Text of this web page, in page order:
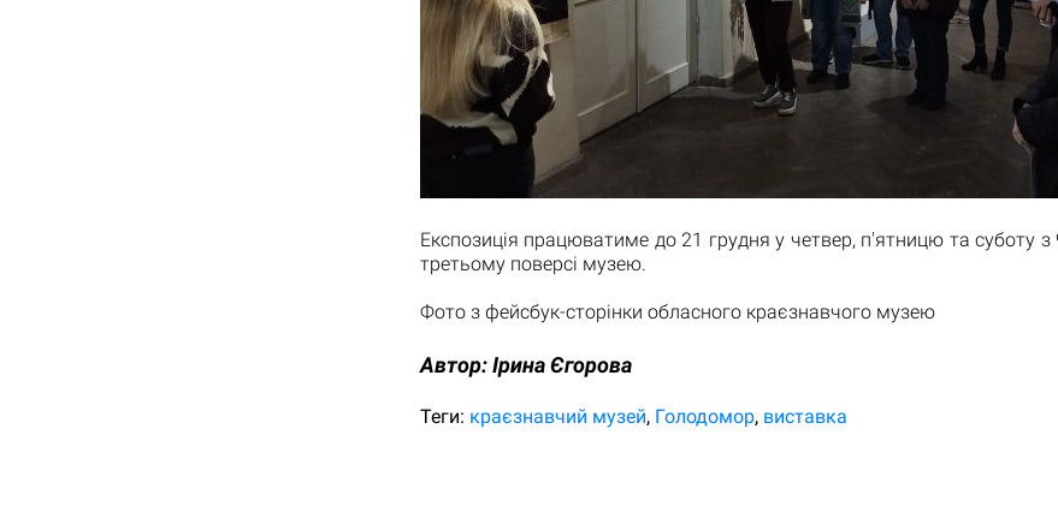
Експозиція працюватиме до 21 грудня у четвер, п'ятницю та суботу з
третьому поверсі музею.
Фото з фейсбук-сторінки обласного краєзнавчого музею
Автор:Ірина Єгорова
Теги: краєзнавчий музей Голодомор виставка